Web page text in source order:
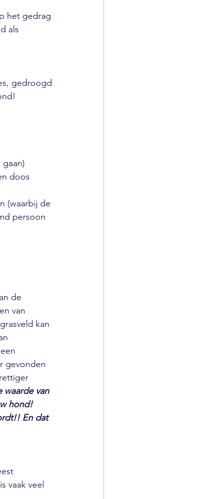
het gedrag
als
gedroogd
doos
(waarbij de
persoon
de
van
kan
gevonden
waarde van
hond!
En dat
vaak veel